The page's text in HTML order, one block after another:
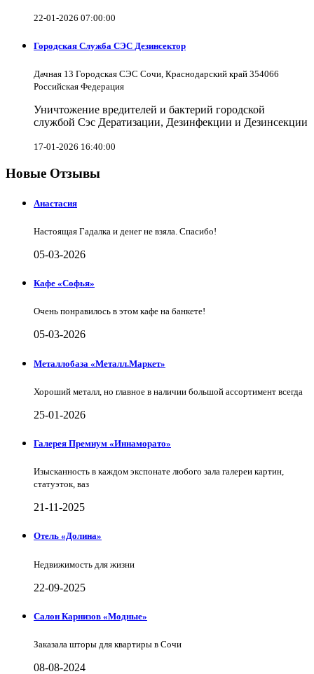
22-01-2026 07:00:00
Городская Служба СЭС Дезинсектор
Дачная 13 Городская СЭС Сочи, Краснодарский край 354066
Российская Федерация
Уничтожение вредителей и бактерий городской
службой Сэс Дератизации, Дезинфекции и Дезинсекции
17-01-2026 16:40:00
Новые Отзывы
Анастасия
Настоящая Гадалка и денег не взяла. Спасибо!
05-03-2026
Кафе «Софья»
Очень понравилось в этом кафе на банкете!
05-03-2026
Металлобаза «Металл.Маркет»
Хороший металл, но главное в наличии большой ассортимент всегда
25-01-2026
Галерея Премиум «Иннаморато»
Изысканность в каждом экспонате любого зала галереи картин,
статуэток, ваз
21-11-2025
Отель «Долина»
Недвижимость для жизни
22-09-2025
Салон Карнизов «Модные»
Заказала шторы для квартиры в Сочи
08-08-2024